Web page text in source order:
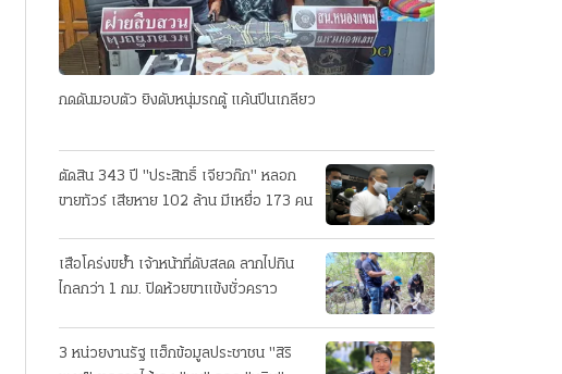
กดดันมอบตัว ยิงดับหนุ่มรถตู้ แค้นปีนเกลียว
ตัดสิน 343 ปี "ประสิทธิ์ เจียวก๊ก" หลอก
ขายทัวร์ เสียหาย 102 ล้าน มีเหยื่อ 173 คน
เสือโคร่งขย้ำ เจ้าหน้าที่ดับสลด ลากไปกิน
ไกลกว่า 1 กม. ปิดห้วยขาแข้งชั่วคราว
3 หน่วยงานรัฐ แฮ็กข้อมูลประชาชน "สิริ